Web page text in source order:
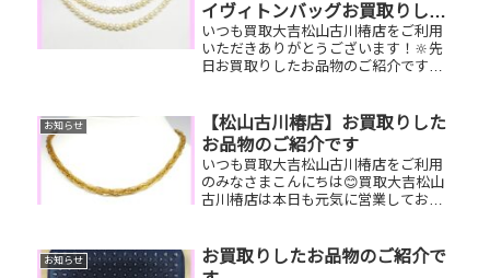
イヴィトンバッグお買取りしま
した
いつも買取大吉松山古川椿店をご利用
いただきありがとうございます！🔆先
日お買取りしたお品物のご紹介です。
いるお品物はございませんか？ぜひ買
取大吉松山古川椿店にお査定させ...
お知らせ
【松山古川椿店】お買取りした
お品物のご紹介です
いつも買取大吉松山古川椿店をご利用
のみなさまこんにちは😊買取大吉松山
古川椿店は本日も元気に営業しており
ドリング、ロレックス腕時計ぜひお査
定させてください😊ご不明な点がござ
お知らせ
お買取りしたお品物のご紹介で